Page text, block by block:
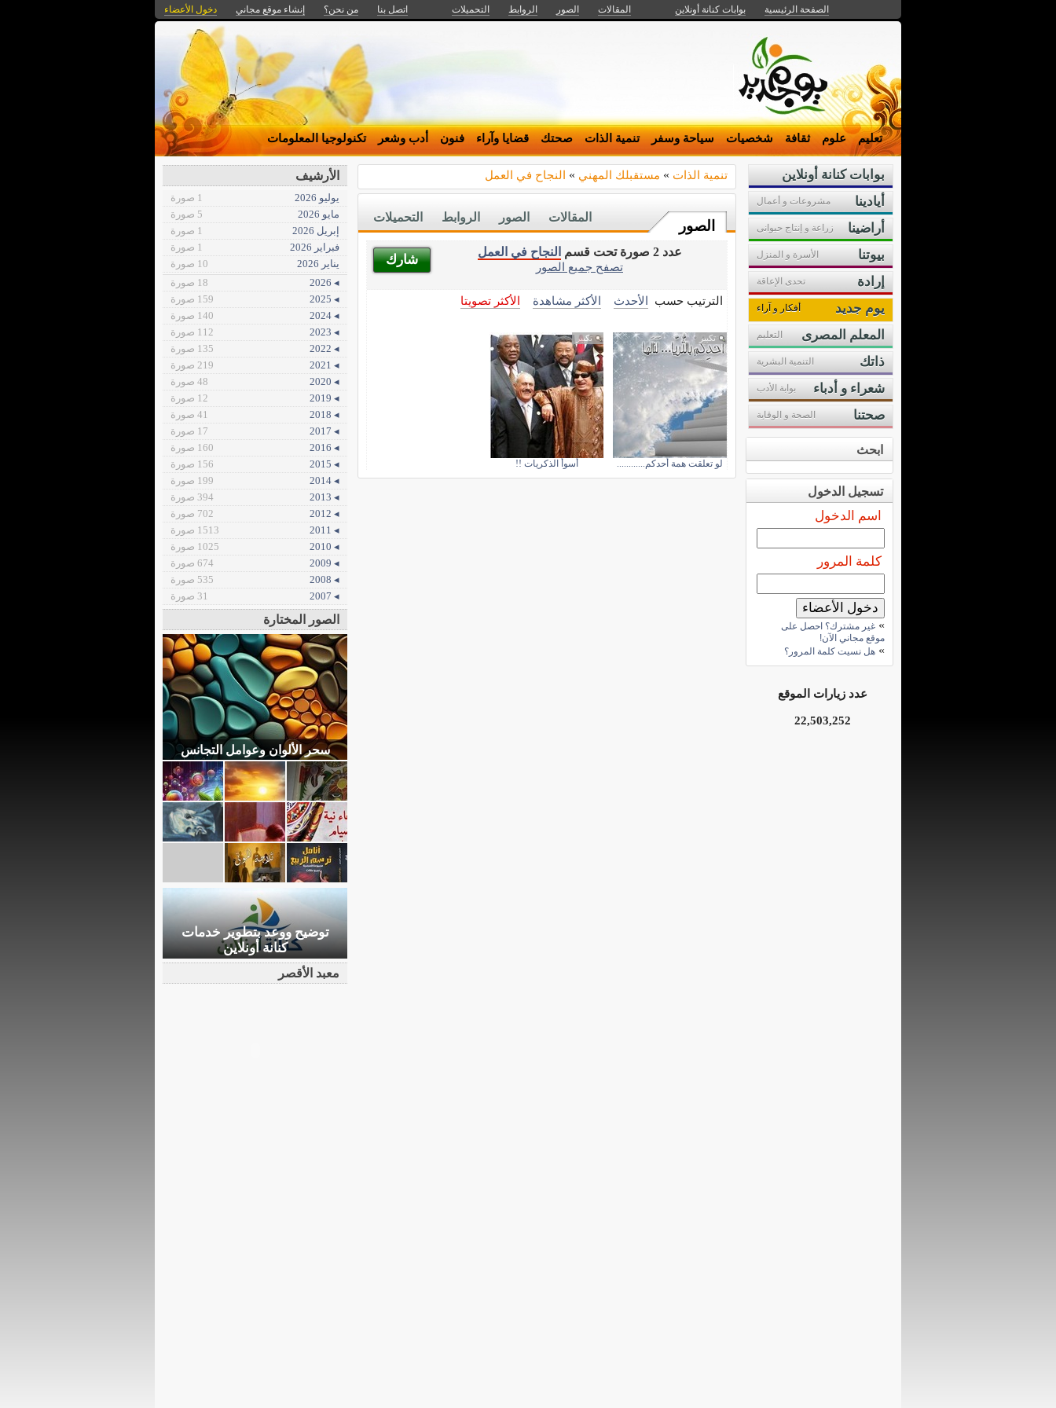
الصفحة الرئيسية بوابات كنانة أونلاين المقالات الصور الروابط التحميلات اتصل بنا من نحن؟ إنشاء موقع مجاني دخول الأعضاء
تعليم علوم ثقافة شخصيات سياحة وسفر تنمية الذات صحتك قضايا وآراء فنون أدب وشعر تكنولوجيا المعلومات
تنمية الذات » مستقبلك المهني » النجاح في العمل
الصور
التحميلات الروابط الصور المقالات
شارك
عدد 2 صورة تحت قسم
النجاح في العمل
تصفح جميع الصور
الترتيب حسب الأحدث الأكثر مشاهدة الأكثر تصويتا
تكبير
لو تعلقت همة أحدكم............
تكبير
أسوأ الذكريات !!
بوابات كنانة أونلاين
أيادينا
مشروعات و أعمال
أراضينا زراعة و إنتاج حيوانى
بيوتنا الأسرة و المنزل
إرادة تحدى الإعاقة
يوم جديد أفكار و آراء
المعلم المصرى التعليم
ذاتك التنمية البشرية
شعراء و أدباء بوابة الأدب
صحتنا الصحة و الوقاية
ابحث
تسجيل الدخول
اسم الدخول
كلمة المرور
» غير مشترك؟ احصل على
موقع مجاني الآن!
» هل نسيت كلمة المرور؟
عدد زيارات الموقع
22,503,252
الأرشيف
يوليو 2026
1 صورة
مايو 2026
5 صورة
إبريل 2026
1 صورة
فبراير 2026
1 صورة
يناير 2026
10 صورة
◂ 2026
18 صورة
◂ 2025
159 صورة
◂ 2024
140 صورة
◂ 2023
112 صورة
◂ 2022
135 صورة
◂ 2021
219 صورة
◂ 2020
48 صورة
◂ 2019
12 صورة
◂ 2018
41 صورة
◂ 2017
17 صورة
◂ 2016
160 صورة
◂ 2015
156 صورة
◂ 2014
199 صورة
◂ 2013
394 صورة
◂ 2012
702 صورة
◂ 2011
1513 صورة
◂ 2010
1025 صورة
◂ 2009
674 صورة
◂ 2008
535 صورة
◂ 2007
31 صورة
الصور المختارة
سحر الألوان وعوامل التجانس
توضيح ووعد بتطوير خدمات
كنانة أونلاين
معبد الأقصر